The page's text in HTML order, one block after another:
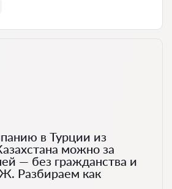
в Турции из
можно за
— без гражданства и
Разбираем как